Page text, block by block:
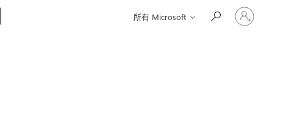
所有 Microsoft
登
入